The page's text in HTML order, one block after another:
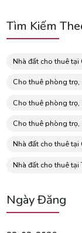
Tìm Kiếm
Nhà đất cho thuê tại
Cho thuê phòng
Cho thuê phòng
Cho thuê phòng
Nhà đất cho thuê tại
Nhà đất cho thuê
Ngày Đăng